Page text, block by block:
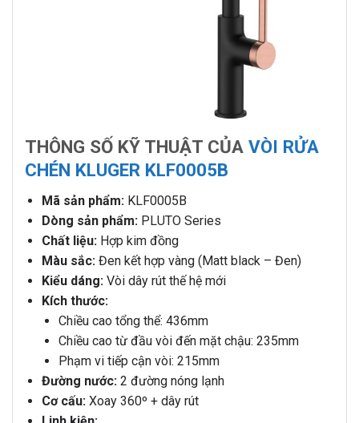
THÔNG SỐ KỸ THUẬT CỦA VÒI RỬA
CHÉN KLUGER KLF0005B
Mã sản phẩm:KLF0005B
Dòng sản phẩm:PLUTO Series
Chất liệu:Hợp kim đồng
Màu sắc:Đen kết hợp vàng (Matt black – Đen)
Kiểu dáng:Vòi dây rút thế hệ mới
Kích thước:
Chiều cao tổng thể: 436mm
Chiều cao từ đầu vòi đến mặt chậu: 235mm
Phạm vi tiếp cận vòi: 215mm
Đường nước:2 đường nóng lạnh
Cơ cấu:Xoay 360º + dây rút